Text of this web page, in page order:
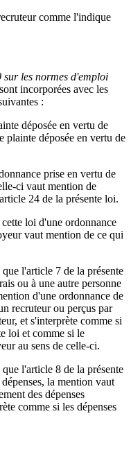
comme l'indique
sur les normes d'emploi
incorporées avec les
:
déposée en vertu de
déposée en vertu de
prise en vertu de
ci vaut mention de
24 de la présente loi.
loi d'une ordonnance
vaut mention de ce qui
l'article 7 de la présente
ou à une autre personne
d'une ordonnance de
recruteur ou perçus par
et s'interprète comme si
loi et comme si le
au sens de celle-ci.
l'article 8 de la présente
la mention vaut
des dépenses
comme si les dépenses